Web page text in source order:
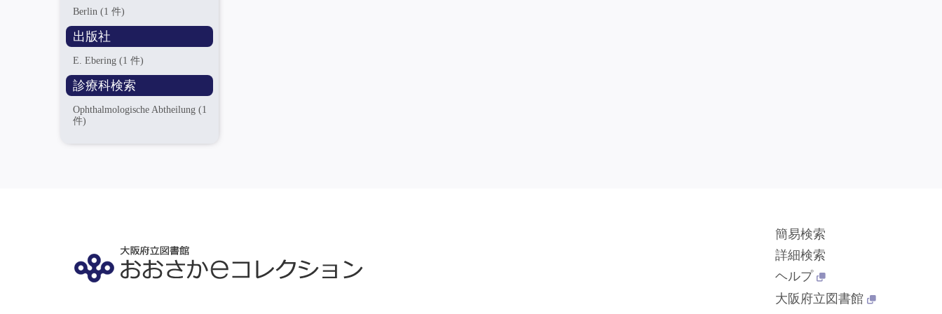
Berlin(1 件)
出版社
E. Ebering(1 件)
診療科検索
Ophthalmologische Abtheilung(1
件)
簡易検索
詳細検索
ヘルプ
大阪府立図書館